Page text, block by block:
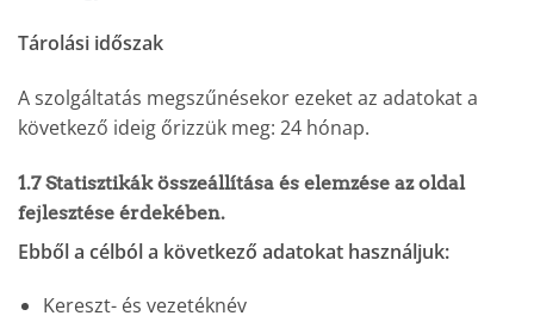
Tárolási időszak
A szolgáltatás megszűnésekor ezeket az adatokat a
következő ideig őrizzük meg: 24 hónap.
1.7 Statisztikák összeállítása és elemzése az oldal
fejlesztése érdekében.
Ebből a célból a következő adatokat használjuk:
Kereszt- és vezetéknév